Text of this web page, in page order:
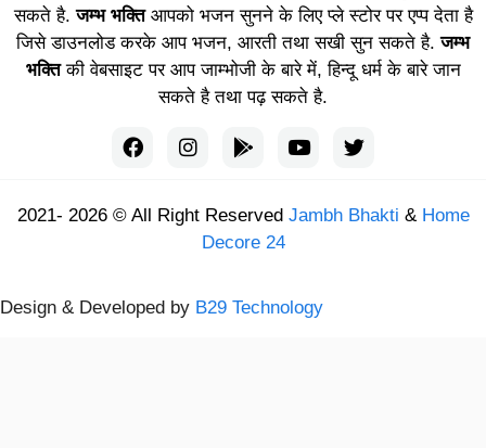
सकते है.जम्भ भक्तिआपको भजन सुनने के लिए प्ले स्टोर पर एप्प देता है
जिसे डाउनलोड करके आप भजन, आरती तथा सखी सुन सकते है.जम्भ
भक्तिकी वेबसाइट पर आप जाम्भोजी के बारे में, हिन्दू धर्म के बारे जान
सकते है तथा पढ़ सकते है.
2021- 2026 © All Right Reserved Jambh Bhakti & Home
Decore 24
Design & Developed by B29 Technology